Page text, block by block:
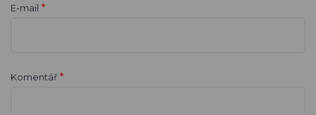
E-mail *
Komentář *